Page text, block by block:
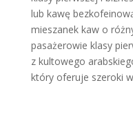
lub kawę
mieszanek kaw o
pasażerowie klasy
z kultowego
który oferuje szeroki